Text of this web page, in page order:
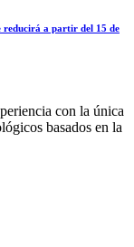
reducirá a partir del 15 de
con la única
basados en la